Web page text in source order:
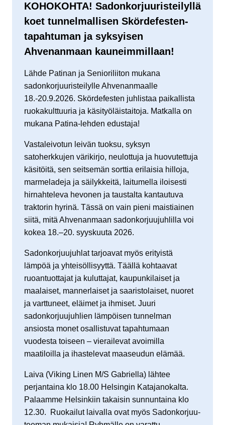
KOHOKOHTA! Sadonkorjuuristeilyllä
koet tunnelmallisen Skördefesten-
tapahtuman ja syksyisen
Ahvenanmaan kauneimmillaan!
Lähde Patinan ja Senioriliiton mukana
sadonkorjuuristeilylle Ahvenanmaalle
18.-20.9.2026. Skördefesten juhlistaa paikallista
ruokakulttuuria ja käsityöläistaitoja. Matkalla on
mukana Patina-lehden edustaja!
Vastaleivotun leivän tuoksu, syksyn
satoherkkujen värikirjo, neulottuja ja huovutettuja
käsitöitä, sen seitsemän sorttia erilaisia hilloja,
marmeladeja ja säilykkeitä, laitumella iloisesti
hirnahteleva hevonen ja taustalta kantautuva
traktorin hyrinä. Tässä on vain pieni maistiainen
siitä, mitä Ahvenanmaan sadonkorjuujuhlilla voi
kokea 18.–20. syyskuuta 2026.
Sadonkorjuujuhlat tarjoavat myös erityistä
lämpöä ja yhteisöllisyyttä. Täällä kohtaavat
ruoantuottajat ja kuluttajat, kaupunkilaiset ja
maalaiset, mannerlaiset ja saaristolaiset, nuoret
ja varttuneet, eläimet ja ihmiset. Juuri
sadonkorjuujuhlien lämpöisen tunnelman
ansiosta monet osallistuvat tapahtumaan
vuodesta toiseen – vierailevat avoimilla
maatiloilla ja ihastelevat maaseudun elämää.
Laiva (Viking Linen M/S Gabriella) lähtee
perjantaina klo 18.00 Helsingin Katajanokalta.
Palaamme Helsinkiin takaisin sunnuntaina klo
12.30. Ruokailut laivalla ovat myös Sadonkorjuu-